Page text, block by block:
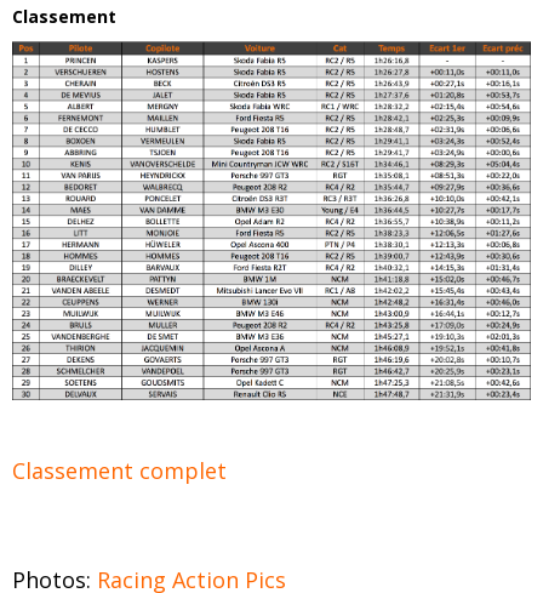
Classement
Classement complet
Photos: Racing Action Pics